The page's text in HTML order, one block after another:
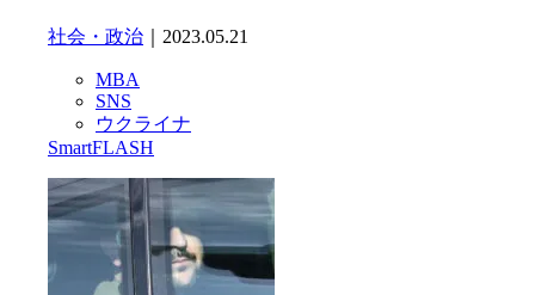
社会・政治 ｜2023.05.21
MBA
SNS
ウクライナ
SmartFLASH